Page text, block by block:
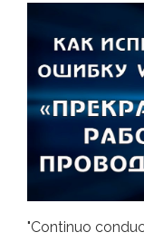
"Continuo